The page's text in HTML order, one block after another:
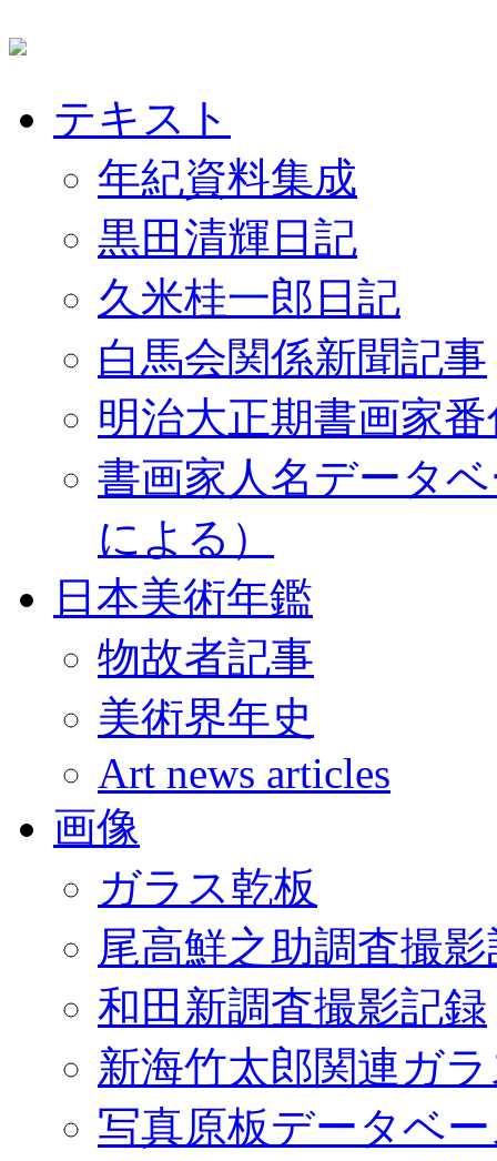
テキスト
年紀資料集成
黒田清輝日記
久米桂一郎日記
白馬会関係新聞記事
明治大正期書画家
書画家人名データ
による）
日本美術年鑑
物故者記事
美術界年史
Art news articles
画像
ガラス乾板
尾高鮮之助調査撮
和田新調査撮影記録
新海竹太郎関連ガ
写真原板データベ